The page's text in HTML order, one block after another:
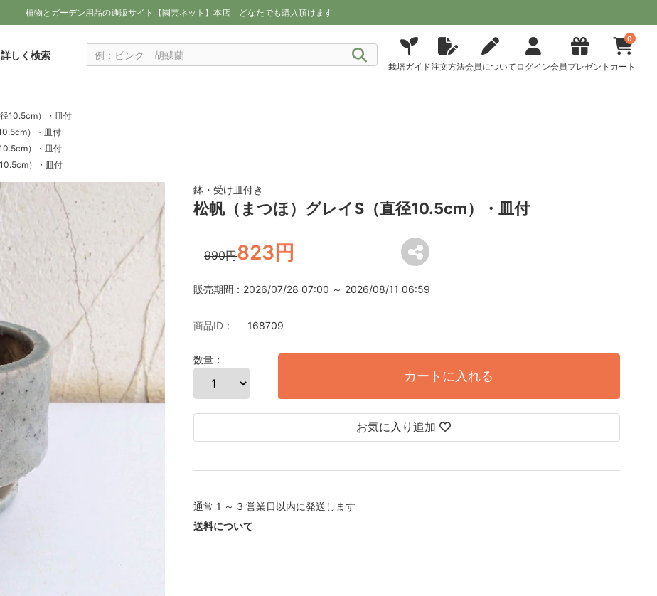
植物とガーデン用品の通販サイト【園芸ネット】本店 どなたでも購入頂けます
詳しく検索
栽培ガイド注文方法会員について ログイン会員プレゼント
0
カート
10.5cm）・皿付
）・皿付
）・皿付
）・皿付
鉢・受け皿付き
松帆（まつほ）グレイS（直径10.5cm）・皿付
990円823円
販売期間：2026/07/28 07:00 ～ 2026/08/11 06:59
商品ID： 168709
数量：
カートに入れる
お気に入り追加
通常 1 ～ 3 営業日以内に発送します
送料について